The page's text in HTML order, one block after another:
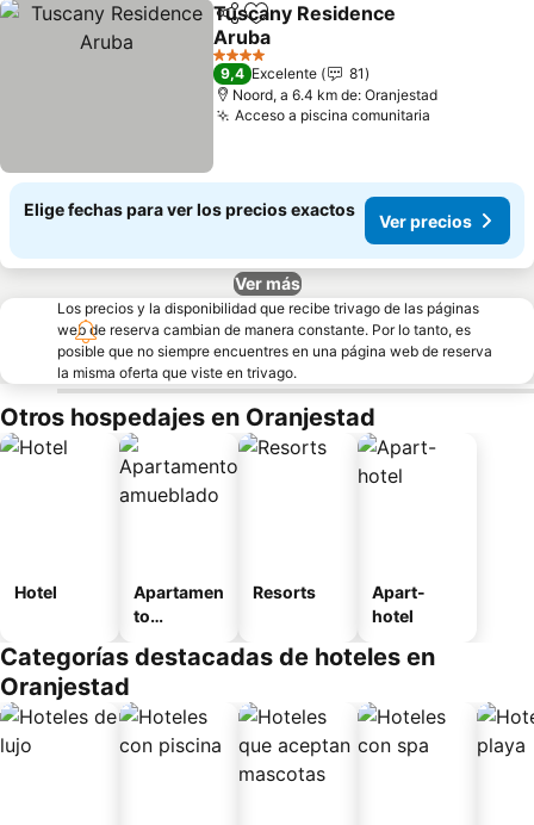
CompartirAgregar a favoritos
Tuscany Residence
Aruba
Ver precios
4 Estrellas
9,4 Excelente
81
Noord, a 6.4 km de: Oranjestad
Acceso a piscina comunitaria
Elige fechas para ver los precios exactos
Ver precios
Ver más
Los precios y la disponibilidad que recibe trivago de las páginas
web de reserva cambian de manera constante. Por lo tanto, es
posible que no siempre encuentres en una página web de reserva
la misma oferta que viste en trivago.
Otros hospedajes en Oranjestad
Hotel
Apartamen
to
o
Resorts
Apart-
hotel
Categorías destacadas de hoteles en
Oranjestad